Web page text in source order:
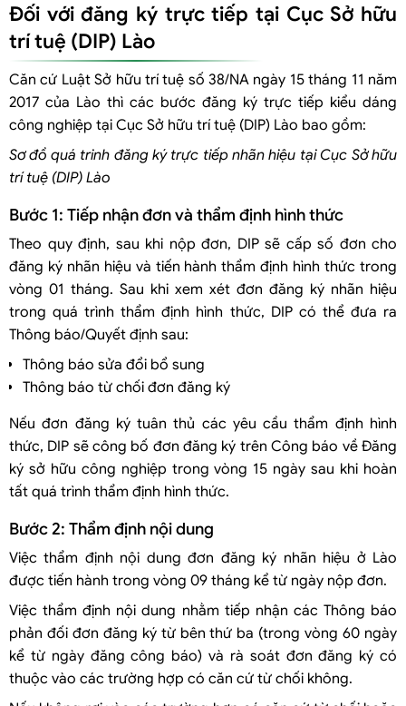
Đối với đăng ký trực tiếp tại Cục Sở hữu
trí tuệ (DIP) Lào
Căn cứ Luật Sở hữu trí tuệ số 38/NA ngày 15 tháng 11 năm
2017 của Lào thì các bước đăng ký trực tiếp kiểu dáng
công nghiệp tại Cục Sở hữu trí tuệ (DIP) Lào bao gồm:
Sơ đồ quá trinh đăng ký trực tiếp nhãn hiệu tại Cục Sở hữu
trí tuệ (DIP) Lào
Bước 1: Tiếp nhận đơn và thẩm định hình thức
Theo quy định, sau khi nộp đơn, DIP sẽ cấp số đơn cho
đăng ký nhãn hiệu và tiến hành thẩm định hình thức trong
vòng 01 tháng. Sau khi xem xét đơn đăng ký nhãn hiệu
trong quá trình thẩm định hình thức, DIP có thể đưa ra
Thông báo/Quyết định sau:
Thông báo sửa đổi bổ sung
Thông báo từ chối đơn đăng ký
Nếu đơn đăng ký tuân thủ các yêu cầu thẩm định hình
thức, DIP sẽ công bố đơn đăng ký trên Công báo về Đăng
ký sở hữu công nghiệp trong vòng 15 ngày sau khi hoàn
tất quá trình thẩm định hình thức.
Bước 2: Thẩm định nội dung
Việc thẩm định nội dung đơn đăng ký nhãn hiệu ở Lào
được tiến hành trong vòng 09 tháng kể từ ngày nộp đơn.
Việc thẩm định nội dung nhằm tiếp nhận các Thông báo
phản đối đơn đăng ký từ bên thứ ba (trong vòng 60 ngày
kể từ ngày đăng công báo) và rà soát đơn đăng ký có
thuộc vào các trường hợp có căn cứ từ chối không.